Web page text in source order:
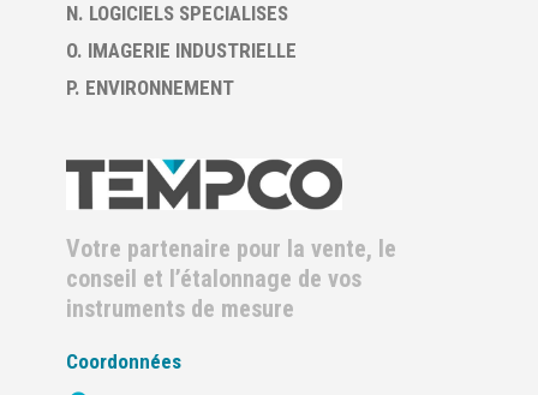
N. LOGICIELS SPECIALISES
O. IMAGERIE INDUSTRIELLE
P. ENVIRONNEMENT
Votre partenaire pour la vente, le
conseil et l’étalonnage de vos
instruments de mesure
Coordonnées